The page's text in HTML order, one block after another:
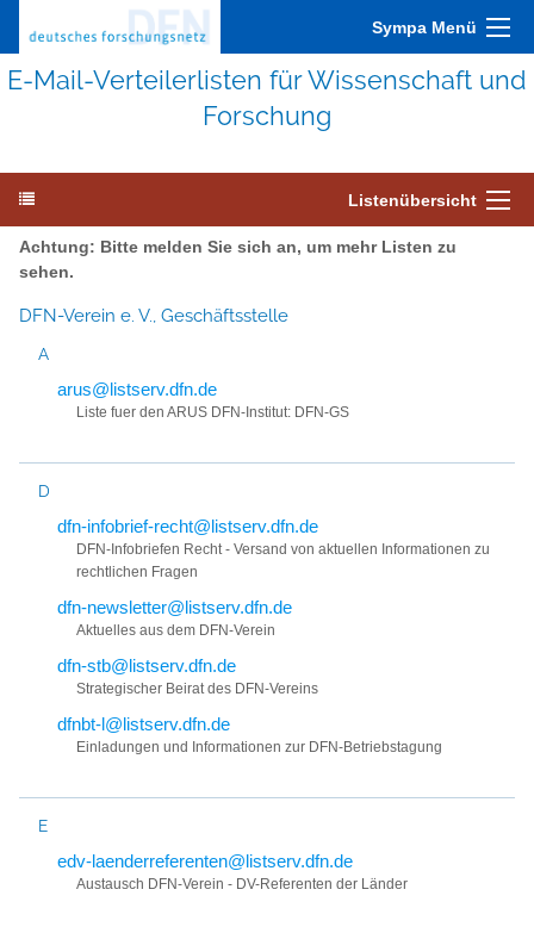
Sympa Menü
E-Mail-Verteilerlisten für Wissenschaft und
Forschung
Listenübersicht
Achtung: Bitte melden Sie sich an, um mehr Listen zu
sehen.
DFN-Verein e. V., Geschäftsstelle
A
arus@listserv.dfn.de
Liste fuer den ARUS DFN-Institut: DFN-GS
D
dfn-infobrief-recht@listserv.dfn.de
DFN-Infobriefen Recht - Versand von aktuellen Informationen zu
rechtlichen Fragen
dfn-newsletter@listserv.dfn.de
Aktuelles aus dem DFN-Verein
dfn-stb@listserv.dfn.de
Strategischer Beirat des DFN-Vereins
dfnbt-l@listserv.dfn.de
Einladungen und Informationen zur DFN-Betriebstagung
E
edv-laenderreferenten@listserv.dfn.de
Austausch DFN-Verein - DV-Referenten der Länder